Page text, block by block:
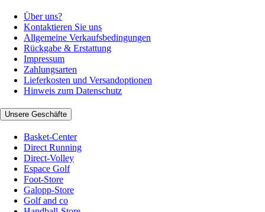
Über uns?
Kontaktieren Sie uns
Allgemeine Verkaufsbedingungen
Rückgabe & Erstattung
Impressum
Zahlungsarten
Lieferkosten und Versandoptionen
Hinweis zum Datenschutz
Unsere Geschäfte
Basket-Center
Direct Running
Direct-Volley
Espace Golf
Foot-Store
Galopp-Store
Golf and co